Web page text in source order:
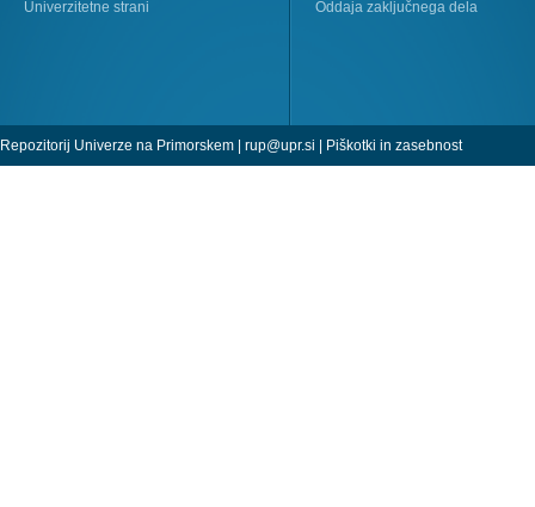
Univerzitetne strani Oddaja zaključnega dela
Repozitorij Univerze na Primorskem | rup@upr.si | Piškotki in zasebnost